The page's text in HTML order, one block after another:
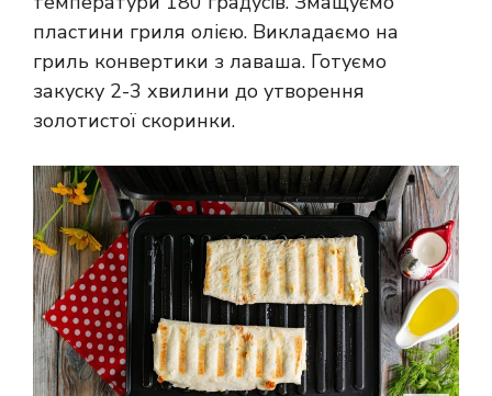
пластини гриля олією. Викладаємо на
гриль конвертики з лаваша. Готуємо
закуску 2-3 хвилини до утворення
золотистої скоринки.